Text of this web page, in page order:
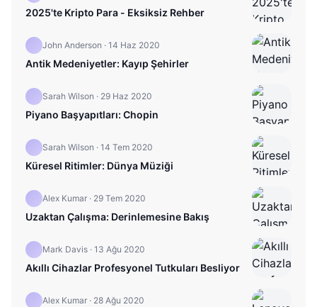
2025'te Kripto Para - Eksiksiz Rehber
John Anderson · 14 Haz 2020
Antik Medeniyetler: Kayıp Şehirler
Sarah Wilson · 29 Haz 2020
Piyano Başyapıtları: Chopin
Sarah Wilson · 14 Tem 2020
Küresel Ritimler: Dünya Müziği
Alex Kumar · 29 Tem 2020
Uzaktan Çalışma: Derinlemesine Bakış
Mark Davis · 13 Ağu 2020
Akıllı Cihazlar Profesyonel Tutkuları Besliyor
Alex Kumar · 28 Ağu 2020